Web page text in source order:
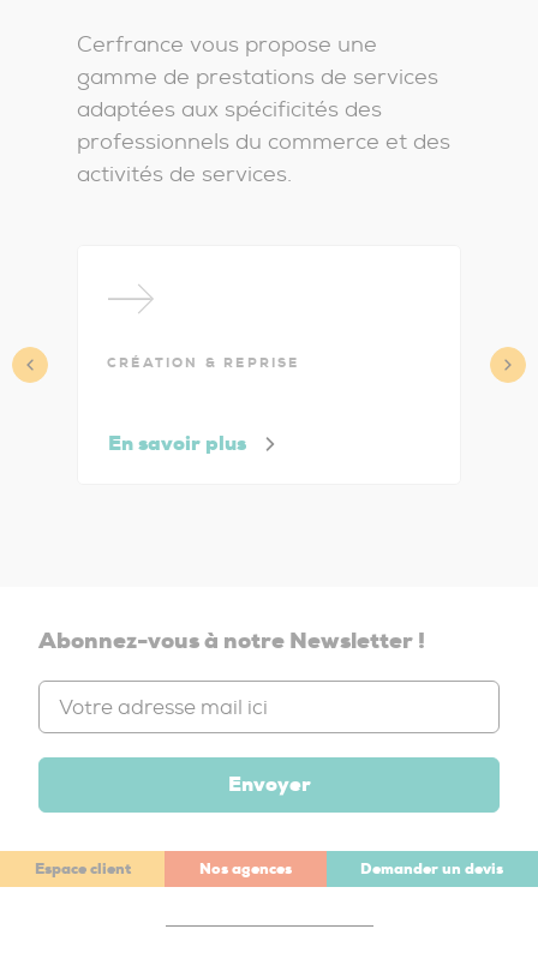
Cerfrance vous propose une
gamme de prestations de services
adaptées aux spécificités des
professionnels du commerce et des
activités de services.
CRÉATION & REPRISE
En savoir plus
Abonnez-vous à notre Newsletter !
Envoyer
Espace client Nos agences Demander un devis